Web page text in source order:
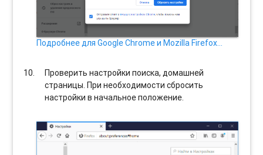
Подробнее для Google Chrome и Mozilla Firefox…
Проверить настройки поиска, домашней
страницы. При необходимости сбросить
настройки в начальное положение.